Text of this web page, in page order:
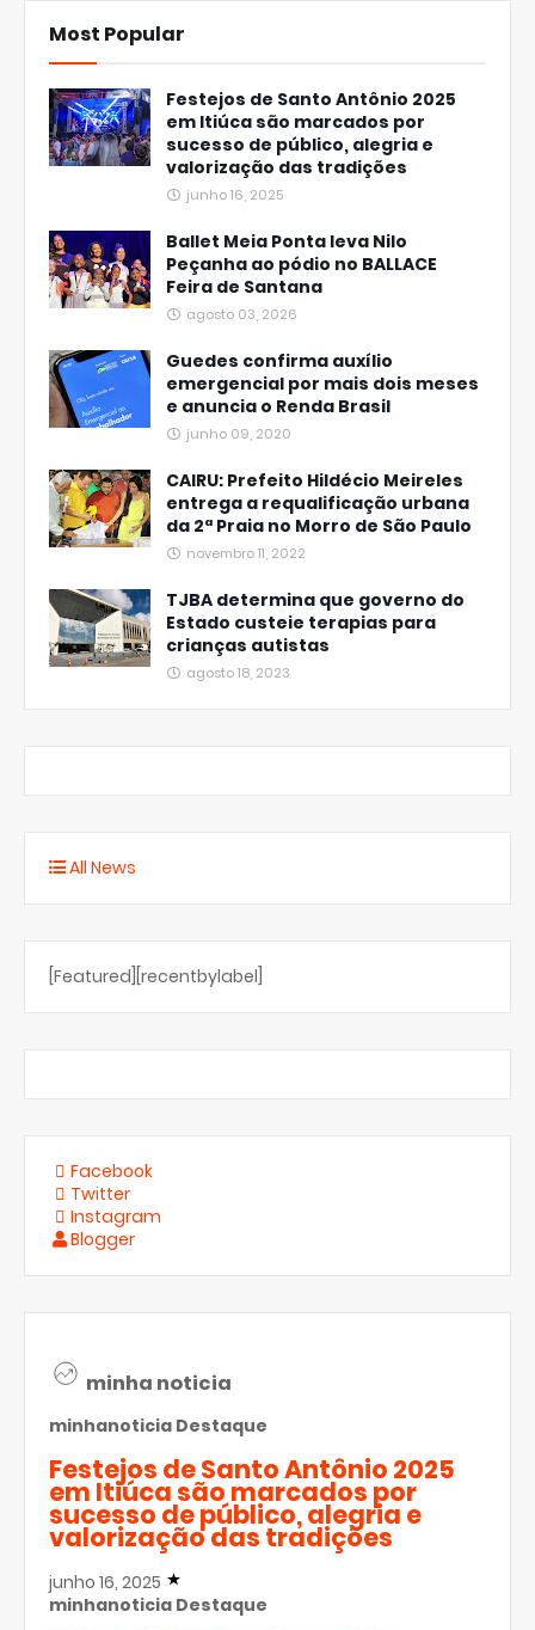
Most Popular
Festejos de Santo Antônio 2025
em Itiúca são marcados por
sucesso de público, alegria e
valorização das tradições
junho 16, 2025
Ballet Meia Ponta leva Nilo
Peçanha ao pódio no BALLACE
Feira de Santana
agosto 03, 2026
Guedes confirma auxílio
emergencial por mais dois meses
e anuncia o Renda Brasil
junho 09, 2020
CAIRU: Prefeito Hildécio Meireles
entrega a requalificação urbana
da 2ª Praia no Morro de São Paulo
novembro 11, 2022
TJBA determina que governo do
Estado custeie terapias para
crianças autistas
agosto 18, 2023
All News
[Featured][recentbylabel]
Facebook
Twitter
Instagram
Blogger
minha noticia
minhanoticia Destaque
Festejos de Santo Antônio 2025
em Itiúca são marcados por
sucesso de público, alegria e
valorização das tradições
junho 16, 2025
minhanoticia Destaque